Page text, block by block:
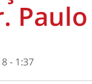
- 1:37